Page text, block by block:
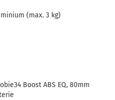
(max. 3 kg)
Boost ABS EQ, 80mm